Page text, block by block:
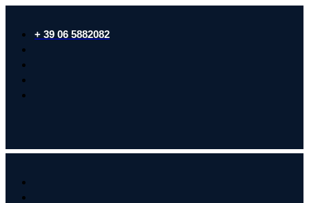
+ 39 06 5882082